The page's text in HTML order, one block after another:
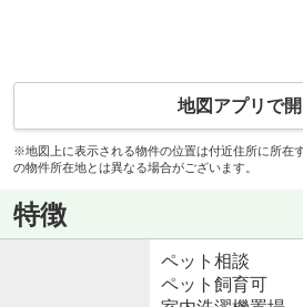
地図アプリで開
※地図上に表示される物件の位置は付近住所に所在
の物件所在地とは異なる場合がございます。
特徴
ペット相談
ペット飼育可